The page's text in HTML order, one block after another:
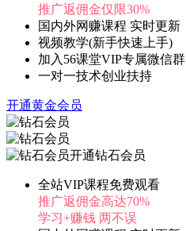
推广返佣金仅限30%
国内外网赚课程 实时更新
视频教学(新手快速上手)
加入56课堂VIP专属微信群
一对一技术创业扶持
开通黄金会员
开通钻石会员
全站VIP课程免费观看
推广返佣金高达70%
学习+赚钱 两不误